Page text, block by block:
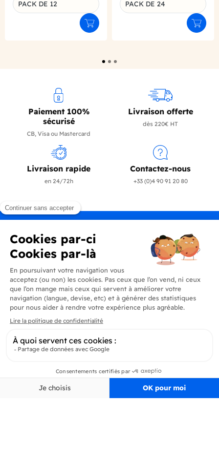
Déclinaison du produit
PACK DE 12
Ajouter au panier
Déclinaison du produit
PACK DE 24
Paiement 100%
sécurisé
CB, Visa ou Mastercard
Livraison offerte
dès 220€ HT
Livraison rapide
en 24/72h
Contactez-nous
+33 (0)4 90 91 20 80
Produits
En savoir plus